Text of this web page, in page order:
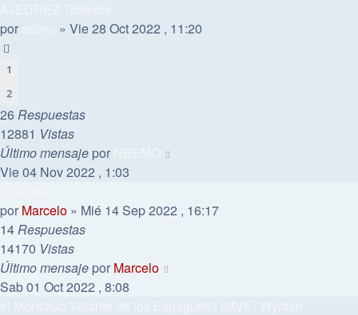
por
» Vie 28 Oct 2022 , 11:20
1
2
26Respuestas
12881 Vistas
Último mensaje por
Vie 04 Nov 2022 , 1:03
por Marcelo » Mié 14 Sep 2022 , 16:17
14Respuestas
14170 Vistas
Último mensaje por Marcelo
Sab 01 Oct 2022 , 8:08